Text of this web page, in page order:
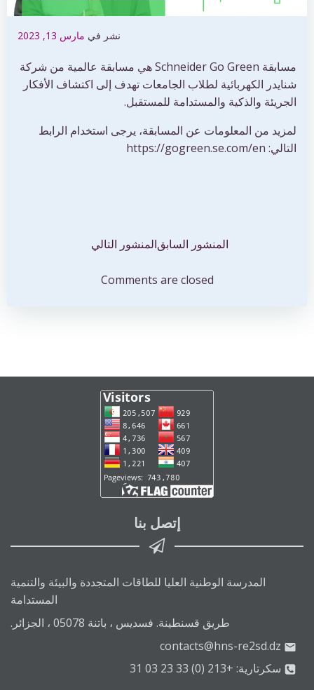
نشر في مارس 13, 2023
مسابقة Schneider Go Green هي مسابقة عالمية من شركة
شنايدر الكهربائية لطلاب الجامعات تهدف إلى اكتشاف الأفكار
الجريئة والذكية والمستدامة للمستقبل.
لمزيد من المعلومات عن المسابقة، يرجى استخدام الرابط
التالي: https://gogreen.se.com/en
المقالات
المنشور السابقتصفّح
المقالات
المنشور التالي
Comments are closed
إتصل بنا
المدرسة الوطنية العليا للطاقات المتجددة والبيئة والتنمية
المستدامة
طريق قسنطينة. فسديس ، باتنة 05078 ، الجزائر.
contacts@hns-re2sd.dz
سكرتارية: +213 (0) 33 23 03 31